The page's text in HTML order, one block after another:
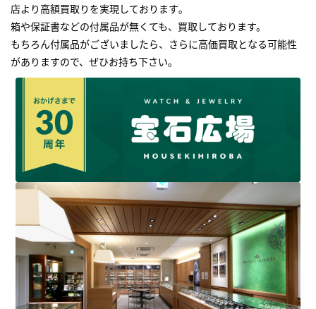
店より高額買取りを実現しております｡
箱や保証書などの付属品が無くても、買取しております。
もちろん付属品がございましたら、さらに高価買取となる可能性
がありますので、ぜひお持ち下さい｡